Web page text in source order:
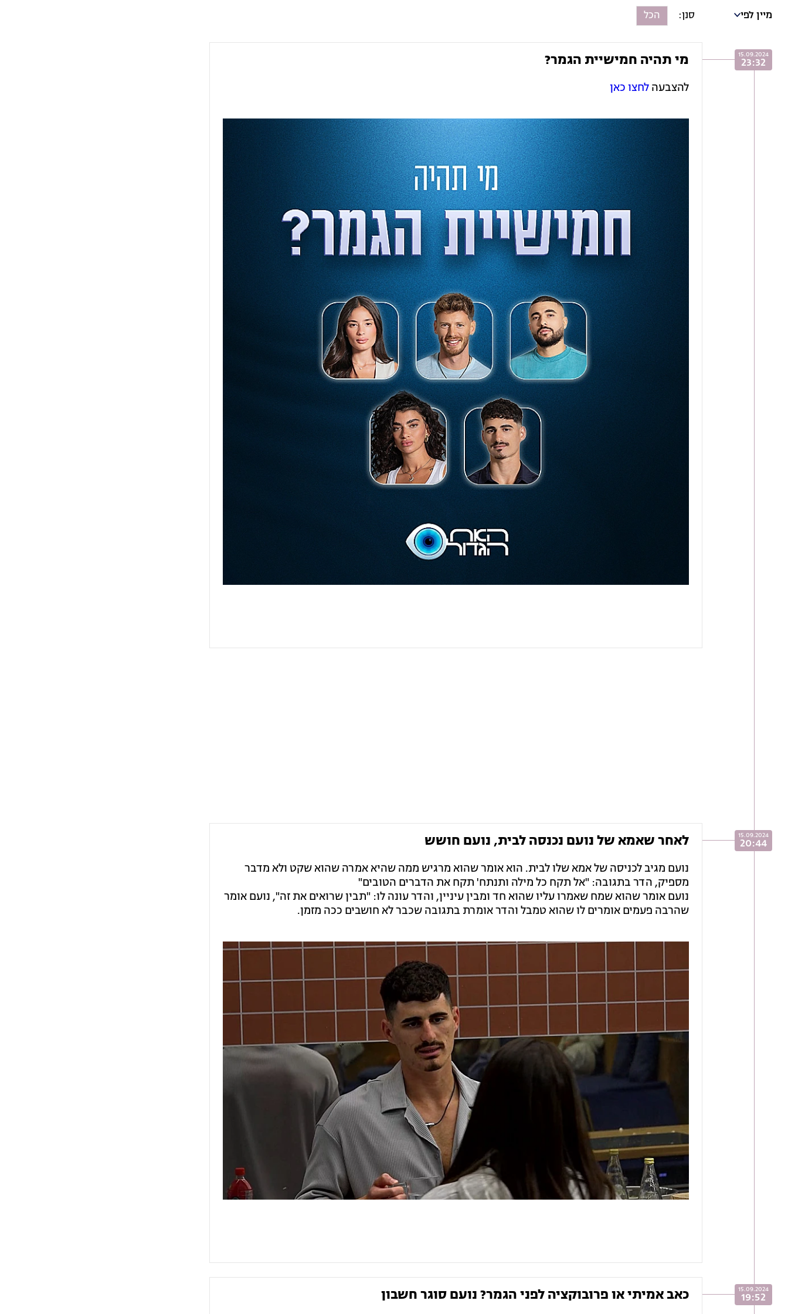
מיין לפי הכל
15.09.2024
23:32 מי תהיה חמישיית הגמר?
להצבעה לחצו כאן
15.09.2024
20:44 לאחר שאמא של נועם נכנסה לבית, נועם חושש
נועם מגיב לכניסה של אמא שלו לבית. הוא אומר שהוא מרגיש ממה שהיא אמרה שהוא שקט ולא מדבר
מספיק, הדר בתגובה: "אל תקח כל מילה ותנתח' תקח את הדברים הטובים"
נועם אומר שהוא שמח שאמרו עליו שהוא חד ומבין עיניין, והדר עונה לו: "תבין שרואים את זה", נועם אומר
שהרבה פעמים אומרים לו שהוא טמבל והדר אומרת בתגובה שכבר לא חושבים ככה מזמן.
15.09.2024
19:52 כאב אמיתי או פרובוקציה לפני הגמר? נועם סוגר חשבון